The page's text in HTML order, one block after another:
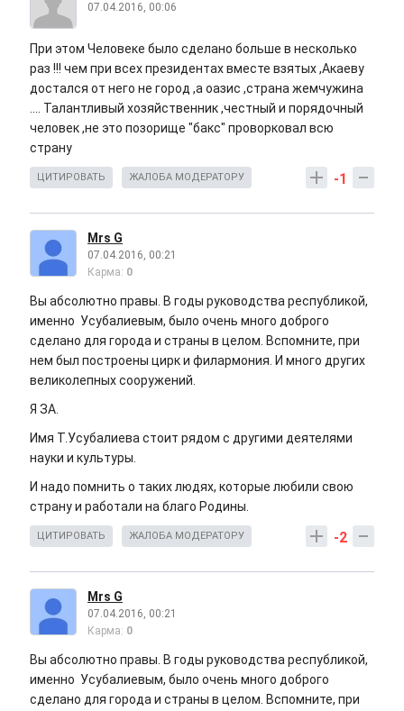
07.04.2016, 00:06
При этом Человеке было сделано больше в несколько
раз !!! чем при всех президентах вместе взятых ,Акаеву
достался от него не город ,а оазис ,страна жемчужина
.... Талантливый хозяйственник ,честный и порядочный
человек ,не это позорище "бакс" проворковал всю
страну
-1
ЦИТИРОВАТЬ ЖАЛОБА МОДЕРАТОРУ
Mrs G
07.04.2016, 00:21
Карма: 0
Вы абсолютно правы. В годы руководства республикой,
именно Усубалиевым, было очень много доброго
сделано для города и страны в целом. Вспомните, при
нем был построены цирк и филармония. И много других
великолепных сооружений.
Я ЗА.
Имя Т.Усубалиева стоит рядом с другими деятелями
науки и культуры.
И надо помнить о таких людях, которые любили свою
страну и работали на благо Родины.
-2
ЦИТИРОВАТЬ ЖАЛОБА МОДЕРАТОРУ
Mrs G
07.04.2016, 00:21
Карма: 0
Вы абсолютно правы. В годы руководства республикой,
именно Усубалиевым, было очень много доброго
сделано для города и страны в целом. Вспомните, при